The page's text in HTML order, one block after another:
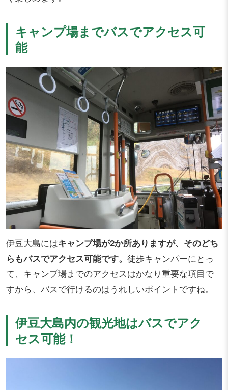
キャンプ場までバスでアクセス可
能
伊豆大島にはキャンプ場が2か所ありますが、そのどち
らもバスでアクセス可能です。 徒歩キャンパーにとっ
て、キャンプ場までのアクセスはかなり重要な項目で
すから、バスで行けるのはうれしいポイントですね。
伊豆大島内の観光地はバスでアク
セス可能！